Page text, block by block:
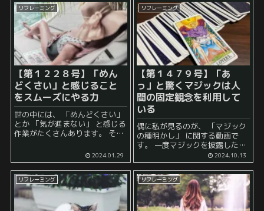
リフレーミング
【第１２２８号】「めん
どくさい」と感じること
をスムーズにやる力
世の中には、 「めんどくさい」
とか 「気が進まない」 と感じる
作業がたくさんあります。 それ
ければいけない仕事 かもしれ...
2024.01.29
リフレーミング
【第１４７９号】「あ
っ」と驚くマジックは人
間の固定観念を利用して
いる
偶に私が見るのが、 「マジック
の種明かし」 に関する動画で
す。 一度マジックを披露した後
に、どのようなタネや仕掛けが
あるのかを披露してくれるタイ
プの動画ですね。 これを見てい
ると、 「人間は思っている以上
に固...
2024.10.13
リフレーミング リフレーミング